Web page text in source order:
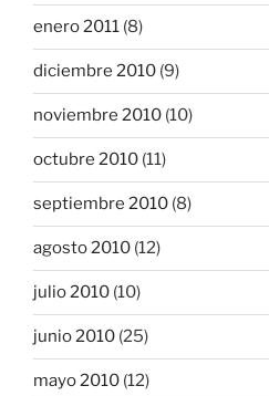
enero 2011 (8)
diciembre 2010 (9)
noviembre 2010 (10)
octubre 2010 (11)
septiembre 2010 (8)
agosto 2010 (12)
julio 2010 (10)
junio 2010 (25)
mayo 2010 (12)